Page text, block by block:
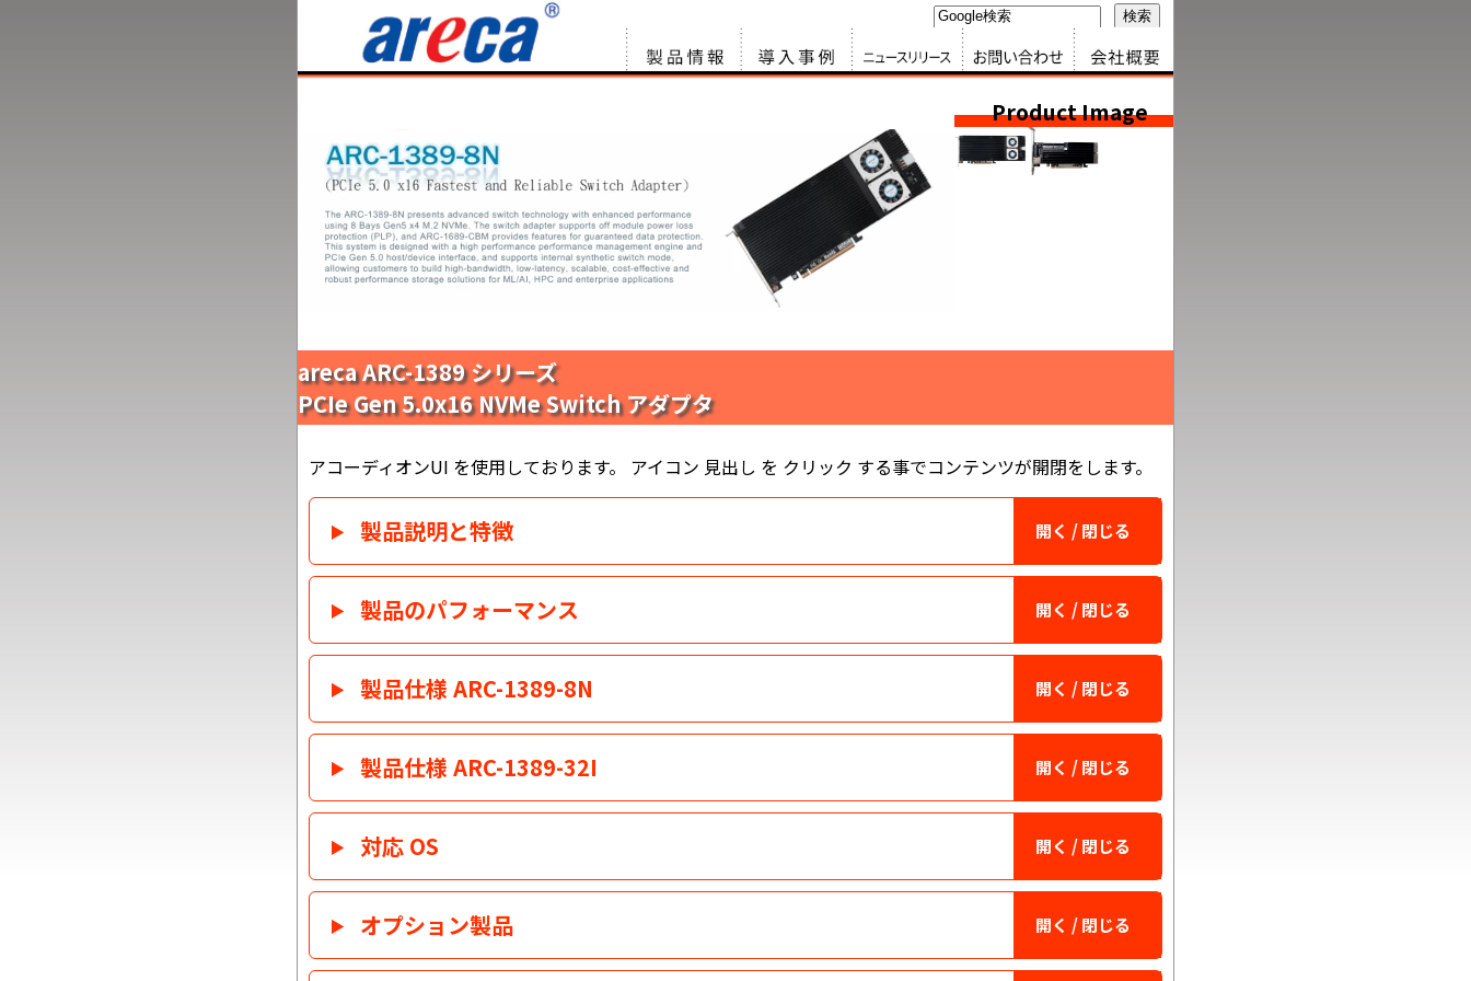
製品情報
サービス&ソ ニュースリリ お問い合わせ会社情報
areca ARC-1389 シリーズ
PCIe Gen 5.0x16 NVMe Switch アダプタ
Product Image
アコーディオンUI を使用しております。 アイコン 見出し を クリック する事でコンテンツが開閉をします。
製品説明と特徴
製品のパフォーマンス
製品仕様 ARC-1389-8N
製品仕様 ARC-1389-32I
対応 OS
オプション製品